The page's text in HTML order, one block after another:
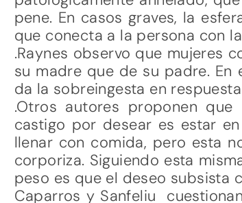
pene. En casos graves, la
que conecta a la persona con
.Raynes observo que mujeres
su madre que de su padre.
da la sobreingesta en
.Otros autores proponen
castigo por desear es estar
llenar con comida, pero esta
corporiza. Siguiendo esta
peso es que el deseo subsista
Caparros y Sanfeliu